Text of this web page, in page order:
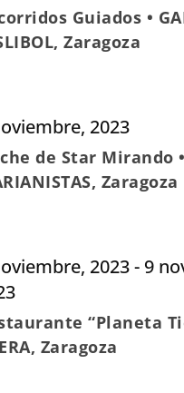
Guiados •
Zaragoza
2023
de Star Mirando •
Zaragoza
2023- 9
“Planeta
Zaragoza